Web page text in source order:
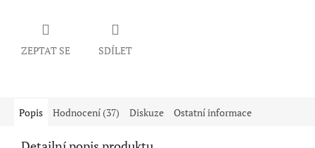
ZEPTAT SE SDÍLET
Popis Hodnocení (37) Diskuze Ostatní informace